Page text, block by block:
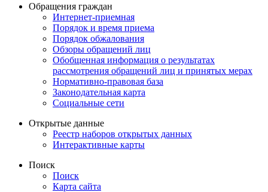
Обращения граждан
Интернет-приемная
Порядок и время приема
Порядок обжалования
Обзоры обращений лиц
Обобщенная информация о результатах
рассмотрения обращений лиц и принятых мерах
Нормативно-правовая база
Законодательная карта
Социальные сети
Открытые данные
Реестр наборов открытых данных
Интерактивные карты
Поиск
Поиск
Карта сайта